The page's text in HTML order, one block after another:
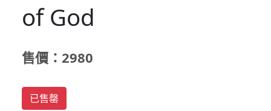
of God
售價：2980
已售罄